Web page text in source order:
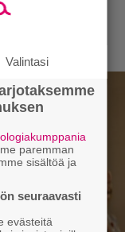
Valintasi
paremman
sisältöä ja
seuraavasti
evästeitä